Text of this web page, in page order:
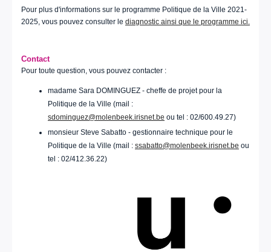
Pour plus d'informations sur le programme Politique de la Ville 2021-
2025, vous pouvez consulter le diagnostic ainsi que le programme ici.
Contact
Pour toute question, vous pouvez contacter :
madame Sara DOMINGUEZ - cheffe de projet pour la
Politique de la Ville (mail :
sdominguez@molenbeek.irisnet.be ou tel : 02/600.49.27)
monsieur Steve Sabatto - gestionnaire technique pour le
Politique de la Ville (mail : ssabatto@molenbeek.irisnet.be ou
tel : 02/412.36.22)